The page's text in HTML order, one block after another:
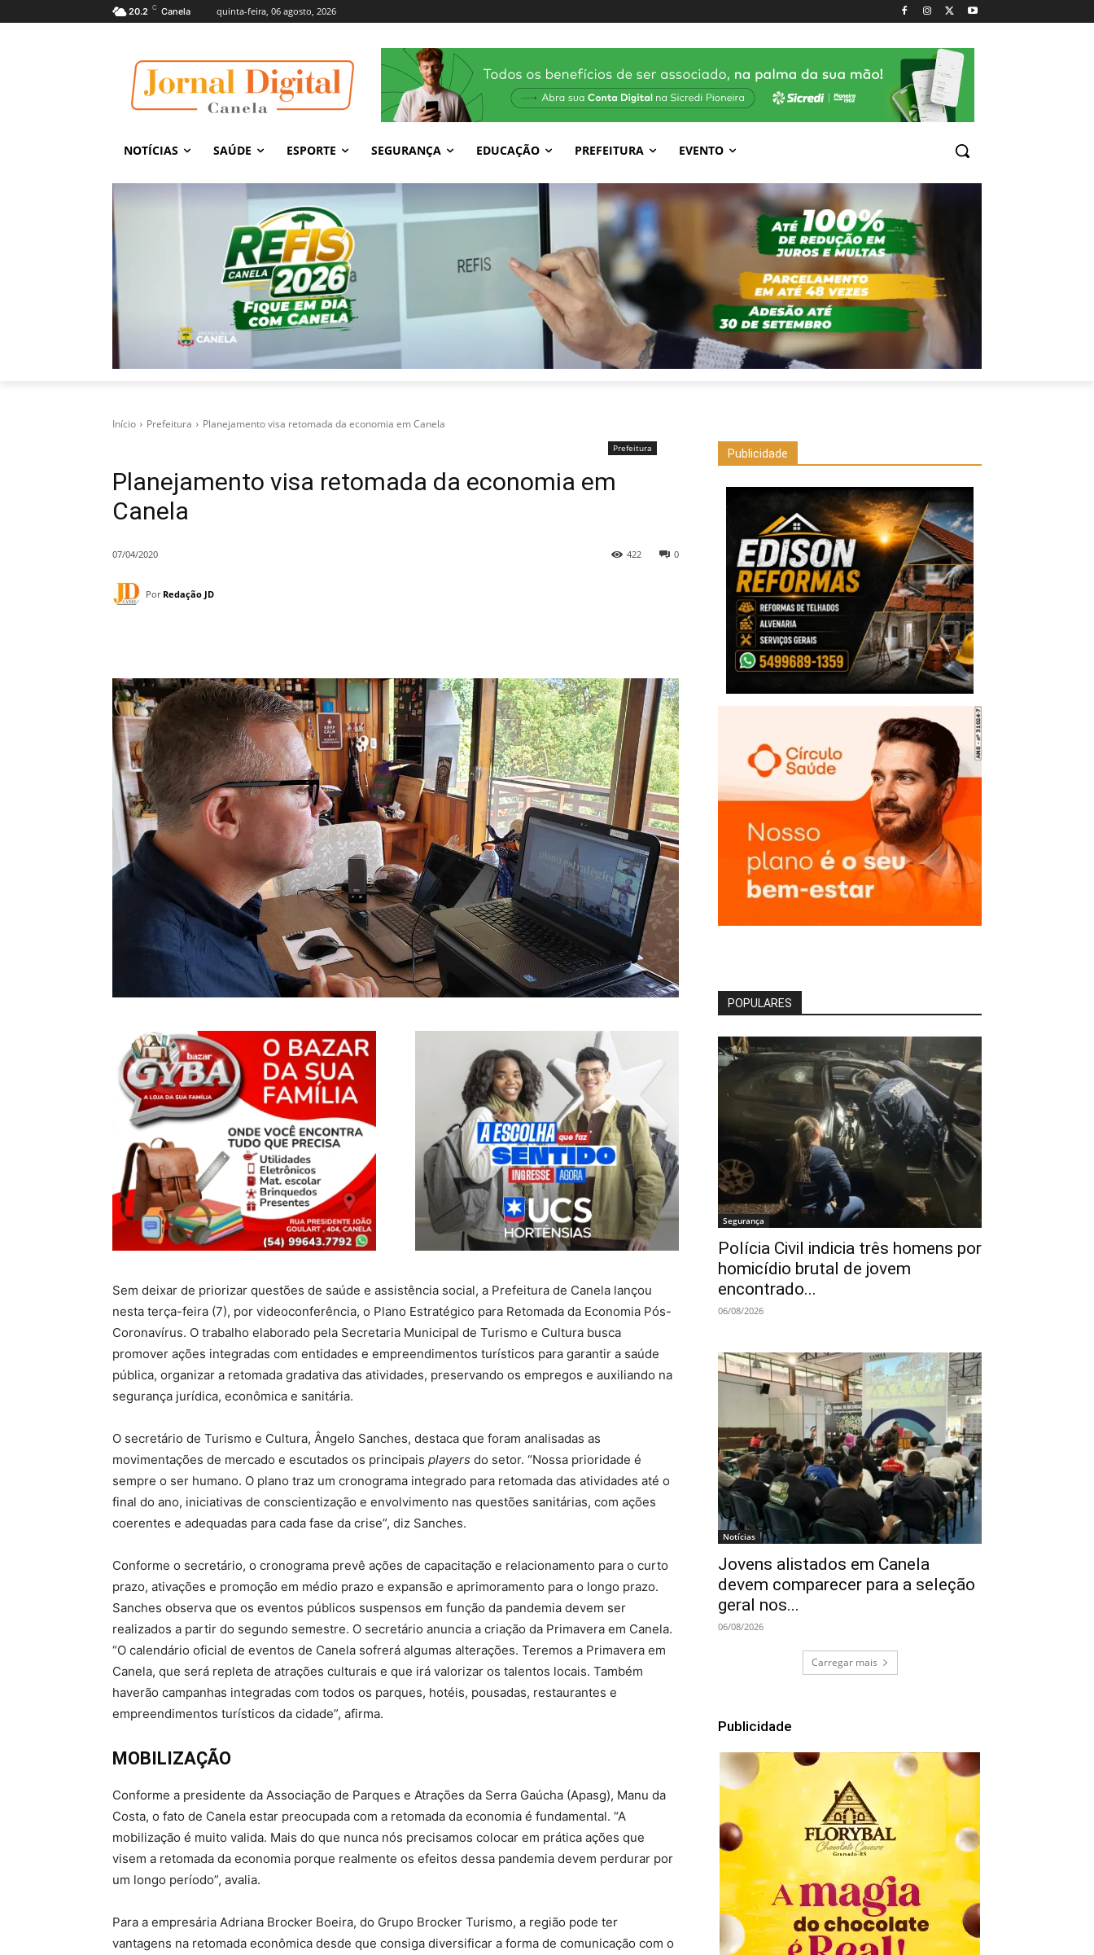
20.2 C Canela quinta-feira, 06 agosto, 2026
NOTÍCIAS SAÚDE ESPORTE SEGURANÇA EDUCAÇÃO PREFEITURA EVENTO
Início Prefeitura Planejamento visa retomada da economia em Canela
Prefeitura
Planejamento visa retomada da economia em
Canela
07/04/2020 0
422
Por Redação JD
Sem deixar de priorizar questões de saúde e assistência social, a Prefeitura de Canela lançou
nesta terça-feira (7), por videoconferência, o Plano Estratégico para Retomada da Economia Pós-
Coronavírus. O trabalho elaborado pela Secretaria Municipal de Turismo e Cultura busca
promover ações integradas com entidades e empreendimentos turísticos para garantir a saúde
pública, organizar a retomada gradativa das atividades, preservando os empregos e auxiliando na
segurança jurídica, econômica e sanitária.
O secretário de Turismo e Cultura, Ângelo Sanches, destaca que foram analisadas as
movimentações de mercado e escutados os principais players do setor. “Nossa prioridade é
sempre o ser humano. O plano traz um cronograma integrado para retomada das atividades até o
final do ano, iniciativas de conscientização e envolvimento nas questões sanitárias, com ações
coerentes e adequadas para cada fase da crise”, diz Sanches.
Conforme o secretário, o cronograma prevê ações de capacitação e relacionamento para o curto
prazo, ativações e promoção em médio prazo e expansão e aprimoramento para o longo prazo.
Sanches observa que os eventos públicos suspensos em função da pandemia devem ser
realizados a partir do segundo semestre. O secretário anuncia a criação da Primavera em Canela.
“O calendário oficial de eventos de Canela sofrerá algumas alterações. Teremos a Primavera em
Canela, que será repleta de atrações culturais e que irá valorizar os talentos locais. Também
haverão campanhas integradas com todos os parques, hotéis, pousadas, restaurantes e
empreendimentos turísticos da cidade”, afirma.
MOBILIZAÇÃO
Conforme a presidente da Associação de Parques e Atrações da Serra Gaúcha (Apasg), Manu da
Costa, o fato de Canela estar preocupada com a retomada da economia é fundamental. “A
mobilização é muito valida. Mais do que nunca nós precisamos colocar em prática ações que
visem a retomada da economia porque realmente os efeitos dessa pandemia devem perdurar por
um longo período”, avalia.
Para a empresária Adriana Brocker Boeira, do Grupo Brocker Turismo, a região pode ter
vantagens na retomada econômica desde que consiga diversificar a forma de comunicação com o
Publicidade
POPULARES
Segurança
Polícia Civil indicia três homens por
homicídio brutal de jovem
encontrado...
06/08/2026
Notícias
Jovens alistados em Canela
devem comparecer para a seleção
geral nos...
06/08/2026
Carregar mais
Publicidade